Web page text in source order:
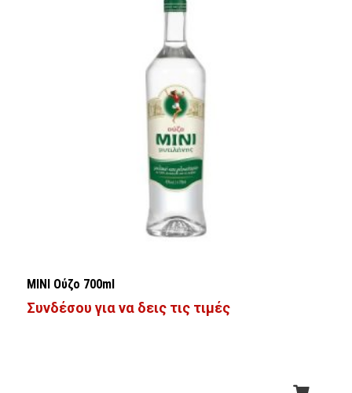
ΜΙΝΙ Ούζο 700ml
Συνδέσου για να δεις τις τιμές